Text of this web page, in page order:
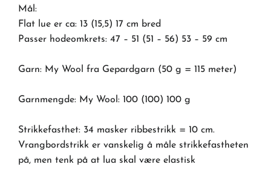
Mål:
Flat lue er ca: 13 (15,5) 17 cm bred
Passer hodeomkrets: 47 – 51 (51 – 56) 53 – 59 cm
Garn: My Wool fra Gepardgarn (50 g = 115 meter)
Garnmengde: My Wool: 100 (100) 100 g
Strikkefasthet: 34 masker ribbestrikk = 10 cm.
Vrangbordstrikk er vanskelig å måle strikkefastheten
på, men tenk på at lua skal være elastisk